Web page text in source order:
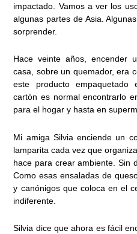
impactado. Vamos a ver los
algunas partes de Asia.
sorprender.
Hace veinte años, encender
casa, sobre un quemador, era
este producto
cartón es normal encontrarlo
para el hogar y hasta en
Mi amiga Silvia enciende un
lamparita cada vez que
hace para crear ambiente. Sin
Como esas ensaladas de
y canónigos que coloca en el
indiferente.
Silvia dice que ahora es fácil